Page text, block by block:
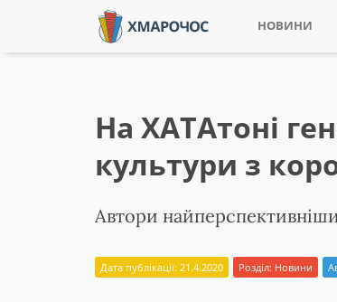
НОВИНИ
На ХАТАтоні
культури з
Автори
Дата публікації: 21.4.2020 Розділ: Новини